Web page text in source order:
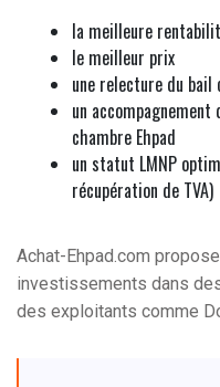
la meilleure
le meilleur prix
une relecture du bail
un
chambre Ehpad
un statut LMNP
récupération de TVA)
Achat-Ehpad.com
investissements dans
des exploitants comme